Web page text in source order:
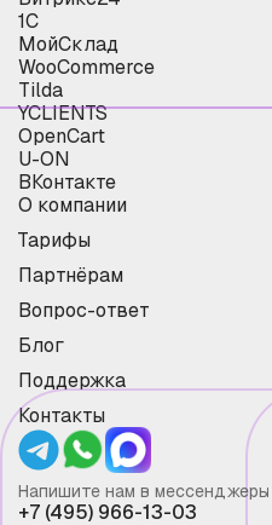
1С
МойСклад
WooCommerce
Tilda
YCLIENTS
OpenCart
U-ON
ВКонтакте
О компании
Тарифы
Партнёрам
Вопрос-ответ
Блог
Поддержка
Контакты
Напишите нам в мессенджеры
+7 (495) 966-13-03